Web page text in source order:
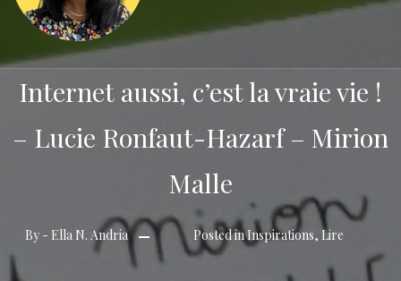
Internet aussi, c’est la vraie vie !
– Lucie Ronfaut-Hazarf – Mirion
Malle
By - Ella N. Andria
Posted
Posted inInspirations, Lire